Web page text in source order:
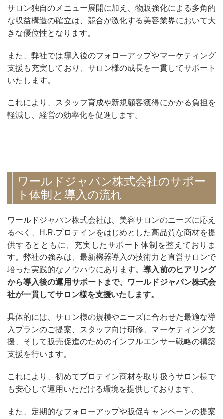
サロン独自のメニュー展開に加え、物販強化による多角的
な収益構造の確立は、競合が激化する美容業界において大
きな優位性となります。
また、弊社では導入後のフォローアップやマーケティング
支援も充実しており、サロン様の成長を一貫してサポート
いたします。
これにより、スタッフ育成や新規顧客獲得にかかる負担を
軽減し、経営の効率化を促進します。
ワールドジャパン株式会社のサポー
ト体制と導入の流れ
ワールドジャパン株式会社は、美容サロンのニーズに応え
るべく、H.R.プロテインをはじめとした高品質な商材を提
供するとともに、充実したサポート体制を整えておりま
す。弊社の強みは、最新機器導入の技術力と直営サロンで
培った実践的なノウハウにあります。導入前のヒアリング
から導入後の運用サポートまで、ワールドジャパン株式会
社が一貫してサロン様を支援いたします。
具体的には、サロン様の規模やニーズに合わせた最適な導
入プランのご提案、スタッフ向け研修、マーケティング支
援、そして販売促進のためのインフルエンサー戦略の構築
支援を行います。
これにより、初めてプロテイン商材を取り扱うサロン様で
も安心して運用いただける環境を提供しております。
また、定期的なフォローアップや販促キャンペーンの提案